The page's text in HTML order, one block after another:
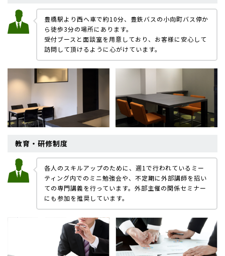
豊橋駅より西へ車で約10分、豊鉄バスの小向町バス停か
ら徒歩3分の場所にあります。
受付ブースと面談室を用意しており、お客様に安心して
訪問して頂けるように心がけています。
教育・研修制度
各人のスキルアップのために、週1で行われているミー
ティング内でのミニ勉強会や、不定期に外部講師を招い
ての専門講義を行っています。外部主催の関係セミナー
にも参加を推奨しています。